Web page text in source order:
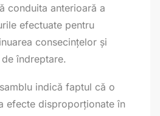
conduita anterioară a
efectuate pentru
consecințelor și
îndreptare.
indică faptul că o
efecte disproporționate în